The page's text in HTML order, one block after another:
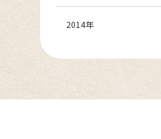
2014年